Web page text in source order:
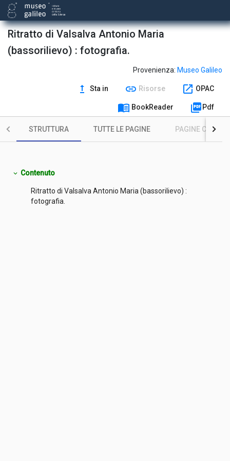
Ritratto di Valsalva Antonio Maria
(bassorilievo) : fotografia.
Provenienza: Museo Galileo
upgrade Sta in link Risorse open_in_new OPAC
menu_book BookReader picture_as_pdf Pdf
STRUTTURA TUTTE LE PAGINE PAGINE CON
expand_more Contenuto
Ritratto di Valsalva Antonio Maria (bassorilievo) :
fotografia.